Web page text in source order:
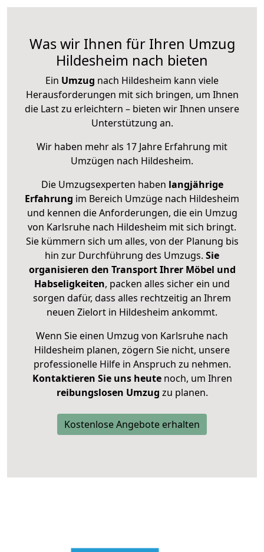
Was wir Ihnen für Ihren Umzug
Hildesheim nach bieten
Ein Umzug nach Hildesheim kann viele
Herausforderungen mit sich bringen, um Ihnen
die Last zu erleichtern – bieten wir Ihnen unsere
Unterstützung an.
Wir haben mehr als 17 Jahre Erfahrung mit
Umzügen nach Hildesheim.
Die Umzugsexperten haben langjährige
Erfahrung im Bereich Umzüge nach Hildesheim
und kennen die Anforderungen, die ein Umzug
von Karlsruhe nach Hildesheim mit sich bringt.
Sie kümmern sich um alles, von der Planung bis
hin zur Durchführung des Umzugs. Sie
organisieren den Transport Ihrer Möbel und
Habseligkeiten, packen alles sicher ein und
sorgen dafür, dass alles rechtzeitig an Ihrem
neuen Zielort in Hildesheim ankommt.
Wenn Sie einen Umzug von Karlsruhe nach
Hildesheim planen, zögern Sie nicht, unsere
professionelle Hilfe in Anspruch zu nehmen.
Kontaktieren Sie uns heutenoch, um Ihren
reibungslosen Umzug zu planen.
Kostenlose Angebote erhalten